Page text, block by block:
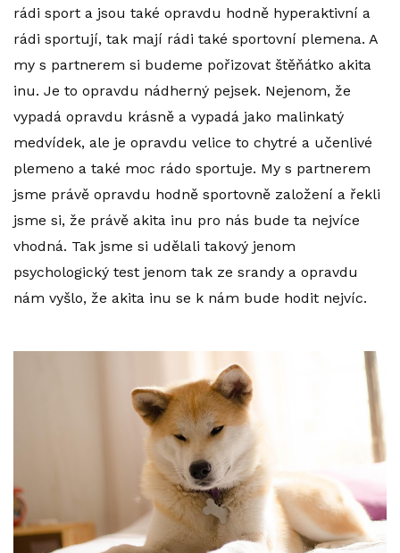
rádi sport a jsou také opravdu hodně hyperaktivní a
rádi sportují, tak mají rádi také sportovní plemena. A
my s partnerem si budeme pořizovat štěňátko akita
inu. Je to opravdu nádherný pejsek. Nejenom, že
vypadá opravdu krásně a vypadá jako malinkatý
medvídek, ale je opravdu velice to chytré a učenlivé
plemeno a také moc rádo sportuje. My s partnerem
jsme právě opravdu hodně sportovně založení a řekli
jsme si, že právě akita inu pro nás bude ta nejvíce
vhodná. Tak jsme si udělali takový jenom
psychologický test jenom tak ze srandy a opravdu
nám vyšlo, že akita inu se k nám bude hodit nejvíc.